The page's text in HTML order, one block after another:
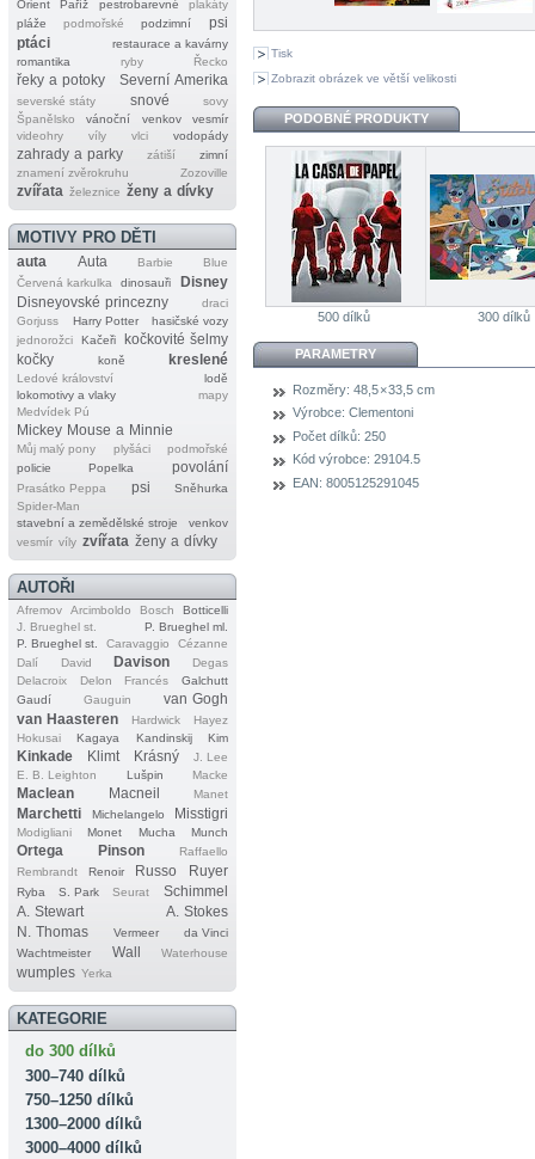
Orient
Paříž pestrobarevné
plakáty
pláže
podmořské podzimní
psi
ptáci
restaurace a kavárny
romantika
ryby Řecko
řeky a potoky Severní Amerika
severské státy snové
sovy
Španělsko
vánoční venkov
vesmír
videohry
víly vlci vodopády
zahrady a parky zátiší
zimní
znamení zvěrokruhu
Zozoville
zvířata železnice ženy a dívky
MOTIVY PRO DĚTI
auta Auta Barbie
Blue
Červená karkulka
dinosauři
Disney
Disneyovské princezny
draci
Gorjuss
Harry Potter
hasičské vozy
jednorožci
Kačeři
kočkovité šelmy
kočky
koně kreslené
Ledové království
lodě
lokomotivy a vlaky
mapy
Medvídek Pú
Mickey Mouse a Minnie
Můj malý pony plyšáci
podmořské
policie
Popelka povolání
Prasátko Peppa psi
Sněhurka
Spider‐Man
stavební a zemědělské stroje
venkov
vesmír víly zvířata ženy a dívky
AUTOŘI
Afremov Arcimboldo Bosch
Botticelli
J. Brueghel st.
P. Brueghel ml.
P. Brueghel st.
Caravaggio
Cézanne
Dalí
David Davison
Degas
Delacroix
Delon Francés
Galchutt
Gaudí
Gauguin
van Gogh
van Haasteren
Hardwick
Hayez
Hokusai
Kagaya Kandinskij Kim
Kinkade Klimt Krásný
J. Lee
E. B. Leighton
Lušpin Macke
Maclean Macneil Manet
Marchetti Michelangelo Misstigri
Modigliani Monet Mucha Munch
Ortega Pinson
Raffaello
Rembrandt
Renoir Russo Ruyer
Ryba S. Park Seurat
Schimmel
A. Stewart
A. Stokes
N. Thomas
Vermeer
da Vinci
Wachtmeister
Wall Waterhouse
wumples Yerka
KATEGORIE
do 300 dílků
300–740 dílků
750–1250 dílků
1300–2000 dílků
3000–4000 dílků
Tisk
Zobrazit obrázek ve větší velikosti
PODOBNÉ PRODUKTY
500 dílků 300 dílků
PARAMETRY
Rozměry: 48,5 × 33,5 cm
Výrobce: Clementoni
Počet dílků: 250
Kód výrobce: 29104.5
EAN: 8005125291045